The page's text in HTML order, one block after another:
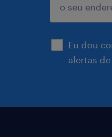
Eu dou
alertas
enviar